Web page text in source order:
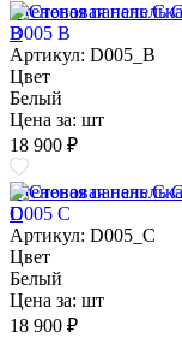
Стеновая панель
B
Артикул: D005_B
Цвет
Белый
Цена за: шт
18 900 ₽
Стеновая панель
C
Артикул: D005_C
Цвет
Белый
Цена за: шт
18 900 ₽